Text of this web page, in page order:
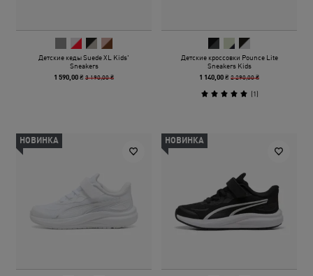
Детские кеды Suede XL Kids'
Sneakers
1 590,00 ₴ 3 190,00 ₴
Детские кроссовки Pounce Lite
Sneakers Kids
1 140,00 ₴ 2 290,00 ₴
(1)
НОВИНКА НОВИНКА